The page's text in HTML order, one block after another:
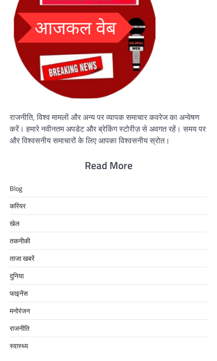
राजनीति, विश्व मामलों और अन्य पर व्यापक समाचार कवरेज का अन्वेषण
करें। हमारे नवीनतम अपडेट और ब्रेकिंग स्टोरीज़ से अवगत रहें। समय पर
और विश्वसनीय समाचारों के लिए आपका विश्वसनीय स्रोत।
Read More
Blog
करियर
खेल
तकनीकी
ताजा खबरें
दुनिया
फाइनेंस
मनोरंजन
राजनीति
स्वास्थ्य